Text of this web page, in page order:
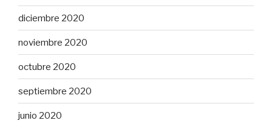
diciembre 2020
noviembre 2020
octubre 2020
septiembre 2020
junio 2020